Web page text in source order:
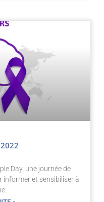
Day, une journée de
et sensibiliser à